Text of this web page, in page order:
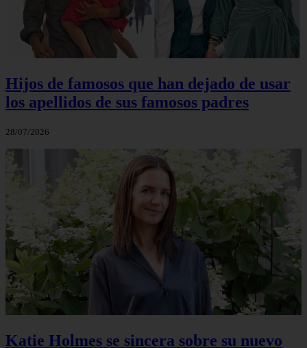
Hijos de famosos que han dejado de usar
los apellidos de sus famosos padres
28/07/2026
Katie Holmes se sincera sobre su nuevo